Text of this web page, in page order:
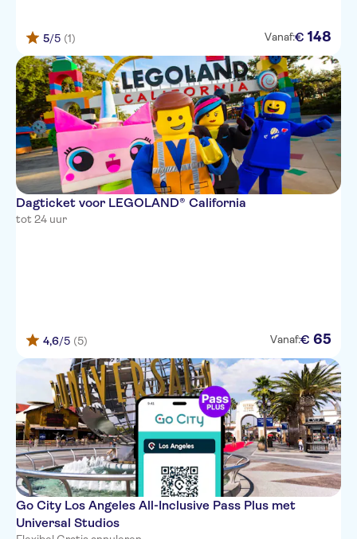
5/5 (1) Vanaf:€ 148
Dagticket voor LEGOLAND® California
tot 24 uur
4,6/5 (5) Vanaf:€ 65
Go City Los Angeles All-Inclusive Pass Plus met
Universal Studios